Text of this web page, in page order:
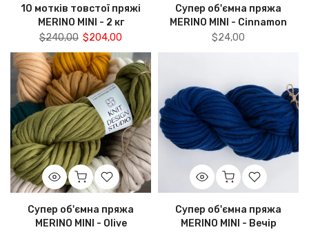
10 мотків товстої пряжі
MERINO MINI - 2 кг
$240,00 $204,00
Супер об'ємна пряжа
MERINO MINI - Cinnamon
$24,00
Супер об'ємна пряжа
MERINO MINI - Olive
Супер об'ємна пряжа
MERINO MINI - Вечір